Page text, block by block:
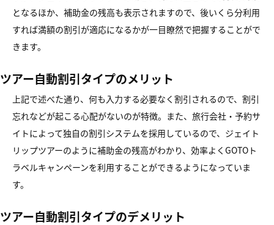
となるほか、補助金の残高も表示されますので、後いくら分利用
すれば満額の割引が適応になるかが一目瞭然で把握することがで
きます。
ツアー自動割引タイプのメリット
上記で述べた通り、何も入力する必要なく割引されるので、割引
忘れなどが起こる心配がないのが特徴。また、旅行会社・予約サ
イトによって独自の割引システムを採用しているので、ジェイト
リップツアーのように補助金の残高がわかり、効率よくGOTOト
ラベルキャンペーンを利用することができるようになっていま
す。
ツアー自動割引タイプのデメリット